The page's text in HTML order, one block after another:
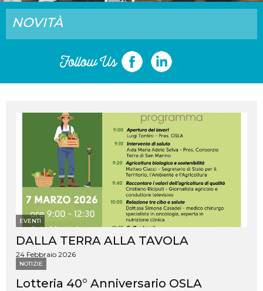
NOVITÀ
EVENTI
DALLA TERRA ALLA TAVOLA
24 Febbraio 2026
NOTIZIE
Lotteria 40° Anniversario OSLA